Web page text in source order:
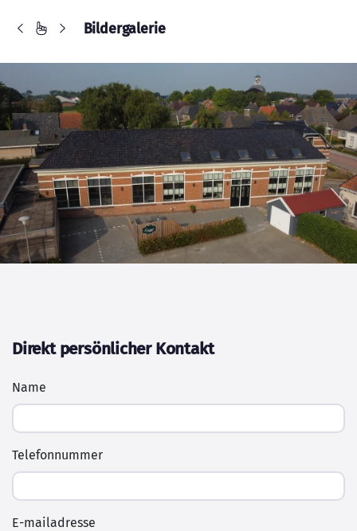
Bildergalerie
Direkt persönlicher Kontakt
Name
Telefonnummer
E-mailadresse